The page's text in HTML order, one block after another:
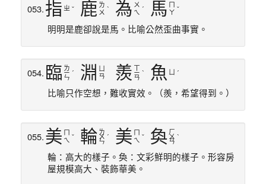
053.指 ㄓ ˇ 鹿 ㄌ
ㄨ ˋ 為 ㄨ
ㄟ ˊ 馬 ㄚ ˇ
明明是鹿卻說是馬。比喻公然歪曲事實。
054. 臨 ㄌ
ㄧ
ㄣ
ˊ 淵
ㄢ
羨 ㄧ
ㄢ
ˋ 魚 ˊ
比喻只作空想，難收實效。（羨，希望得到。）
055.美 ㄟ ˇ 輪 ㄌ
ㄨ
ㄣ
ˊ 美 ㄟ ˇ 奐 ㄏ
ㄨ
ㄢ
ˋ
輪：高大的樣子。奐：文彩鮮明的樣子。形容房
屋規模高大、裝飾華美。